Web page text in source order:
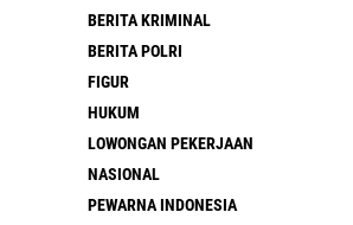
BERITA KRIMINAL
BERITA POLRI
FIGUR
HUKUM
LOWONGAN PEKERJAAN
NASIONAL
PEWARNA INDONESIA